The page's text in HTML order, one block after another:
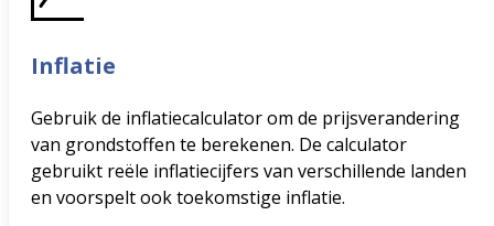
Inflatie
Gebruik de inflatiecalculator om de prijsverandering
van grondstoffen te berekenen. De calculator
gebruikt reële inflatiecijfers van verschillende landen
en voorspelt ook toekomstige inflatie.